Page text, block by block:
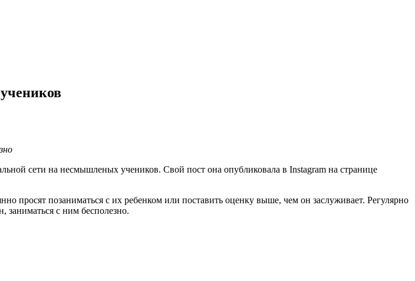
сети на несмышленых учеников. Свой пост она опубликовала в Instagram на странице
просят позаниматься с их ребенком или поставить оценку выше, чем он заслуживает. Регулярно
с ним бесполезно.